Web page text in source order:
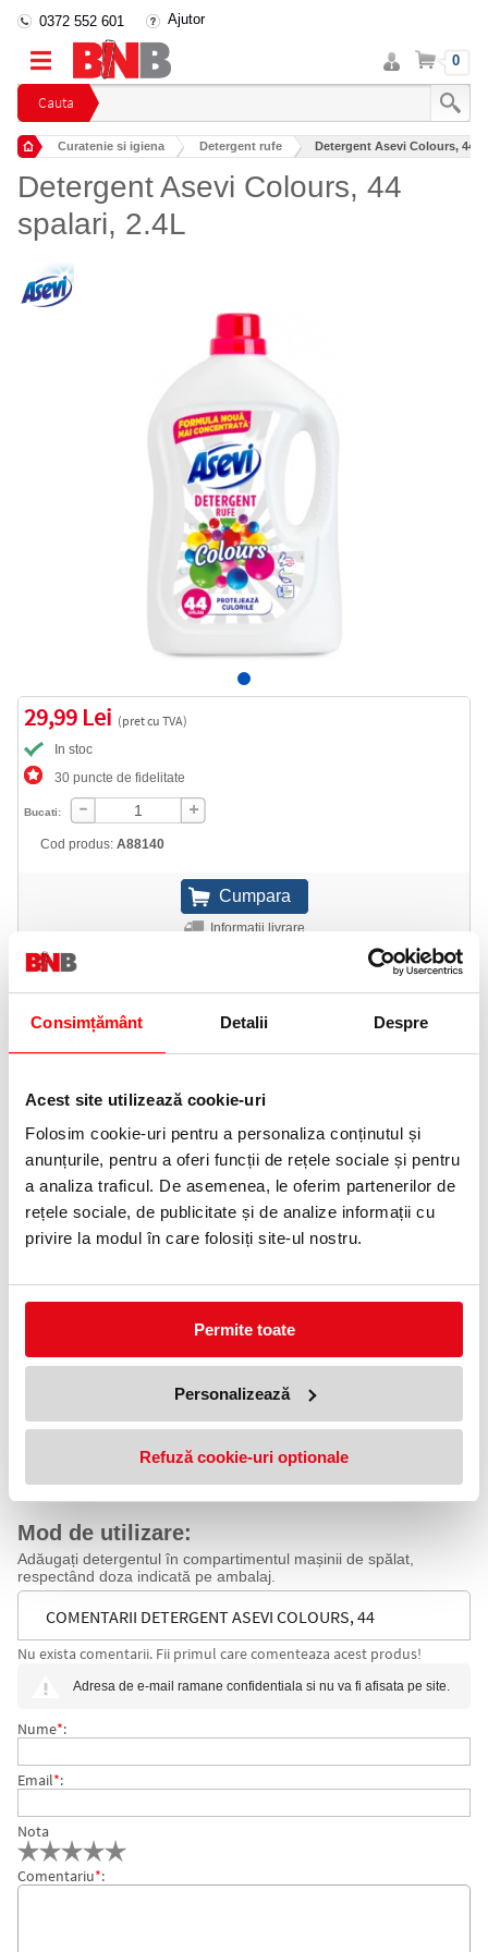
Consimțământ Detalii Despre
Acest site utilizează cookie-uri
Folosim cookie-uri pentru a personaliza conținutul și
anunțurile, pentru a oferi funcții de rețele sociale și pentru
a analiza traficul. De asemenea, le oferim partenerilor de
rețele sociale, de publicitate și de analize informații cu
privire la modul în care folosiți site-ul nostru.
Permite toate
Personalizează
Refuză cookie-uri optionale
Cauta
0372 552 601 Ajutor
Intra
in
cont
Cos 0
Curatenie si igiena Detergent rufe Detergent Asevi Colours, 44
Detergent Asevi Colours, 44
spalari, 2.4L
29,99 Lei (pret cu TVA)
In stoc
30 puncte de fidelitate
Bucati:
Cod produs: A88140
Informatii livrare
Adauga in wishlist
Descriere Detergent Concentrat pentru
Detergentul concentrat pentru toate tipurile de rufe este soluția
ideală pentru o curățare eficientă, oferind în același timp protecție
sporită rufelor colorate. Formula sa avansată păstrează
intensitatea culorilor, prevenind decolorarea și uzura prematură a
țesăturilor.
Pe lângă performanța sa excepțională de curățare, acest
rufele împrospătate și revigorate după fiecare spălare.
Protecție optimă pentru culori – păstrează nuanțele vii și intense
Miros plăcut și persistent – hainele rămân împrospătate mai mult
Potrivit pentru toate tipurile de țesături, fiind recomandat în
special pentru rufele colorate.
Mod de utilizare:
Adăugați detergentul în compartimentul mașinii de spălat,
respectând doza indicată pe ambalaj.
COMENTARII DETERGENT ASEVI COLOURS, 44
Nu exista comentarii. Fii primul care comenteaza acest produs!
Adresa de e-mail ramane confidentiala si nu va fi afisata pe site.
Nume*:
Email*:
Nota
Comentariu*: